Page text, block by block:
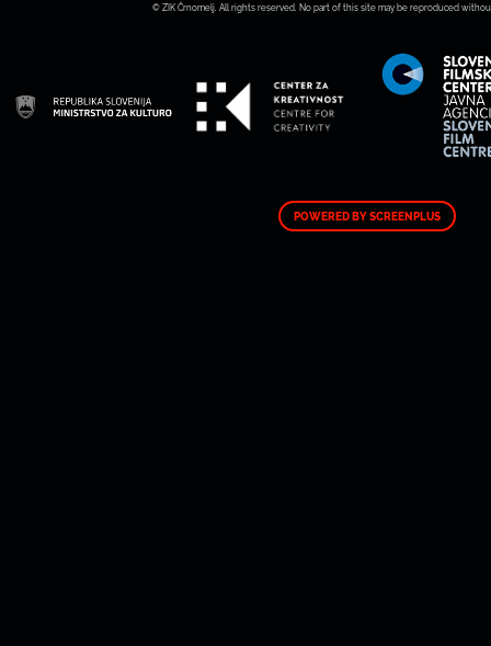
© ZIK Črnomelj. All rights reserved. No part of this site may be reproduced
POWERED BY SCREENPLUS